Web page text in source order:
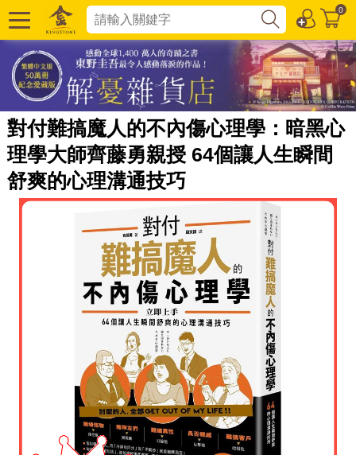
0
對付難搞魔人的不內傷心理學：暗黑心
理學大師齊藤勇親授 64個讓人生瞬間
舒爽的心理溝通技巧